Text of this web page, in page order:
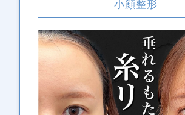
小顔整形